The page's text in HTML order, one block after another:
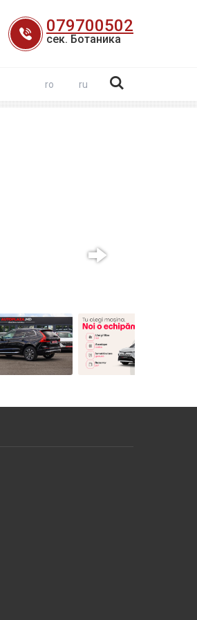
079700502
сек. Ботаника
ro ru